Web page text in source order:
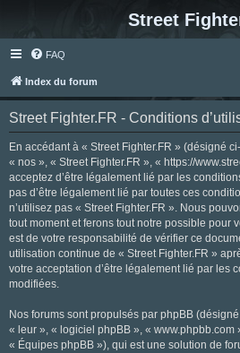
Street
FAQ
Index du forum
Street Fighter.FR - Conditions
En accédant à « Street Fighter.FR » (désigné
« nos », « Street Fighter.FR », « https://
acceptez d’être légalement lié par les
pas d’être légalement lié par toutes ces
n’utilisez pas « Street Fighter.FR ». Nous
tout moment et ferons tout notre possible pour
est de votre responsabilité de vérifier ce
utilisation continue de « Street Fighter.FR »
votre acceptation d’être légalement lié par les
modifiées.
Nos forums sont propulsés par phpBB
« leur », « logiciel phpBB », « www.phpbb.com
« Équipes phpBB »), qui est une solution de